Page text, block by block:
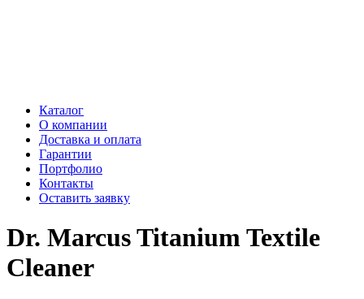
Каталог
О компании
Доставка и оплата
Гарантии
Портфолио
Контакты
Оставить заявку
Dr. Marcus Titanium Textile
Cleaner